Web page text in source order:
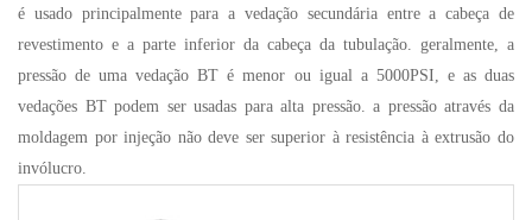
é usado principalmente para a vedação secundária entre a cabeça de
revestimento e a parte inferior da cabeça da tubulação. geralmente, a
pressão de uma vedação BT é menor ou igual a 5000PSI, e as duas
vedações BT podem ser usadas para alta pressão. a pressão através da
moldagem por injeção não deve ser superior à resistência à extrusão do
invólucro.